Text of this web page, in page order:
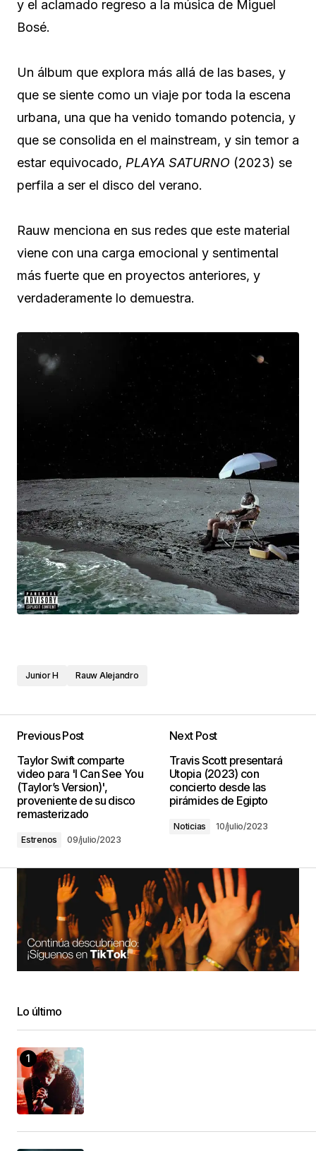
y el aclamado regreso a la música de Miguel
Bosé.
Un álbum que explora más allá de las bases, y
que se siente como un viaje por toda la escena
urbana, una que ha venido tomando potencia, y
que se consolida en el mainstream, y sin temor a
estar equivocado, PLAYA SATURNO (2023) se
perfila a ser el disco del verano.
Rauw menciona en sus redes que este material
viene con una carga emocional y sentimental
más fuerte que en proyectos anteriores, y
verdaderamente lo demuestra.
Junior H Rauw Alejandro
Previous Post
Taylor Swift comparte
video para 'I Can See You
(Taylor’s Version)',
proveniente de su disco
remasterizado
Estrenos 09/julio/2023
Next Post
Travis Scott presentará
Utopia (2023) con
concierto desde las
pirámides de Egipto
Noticias 10/julio/2023
Lo último